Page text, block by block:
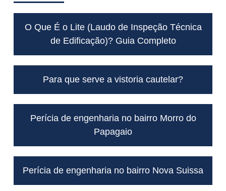
O Que É o Lite (Laudo de Inspeção Técnica
de Edificação)? Guia Completo
Para que serve a vistoria cautelar?
Perícia de engenharia no bairro Morro do
Papagaio
Perícia de engenharia no bairro Nova Suissa